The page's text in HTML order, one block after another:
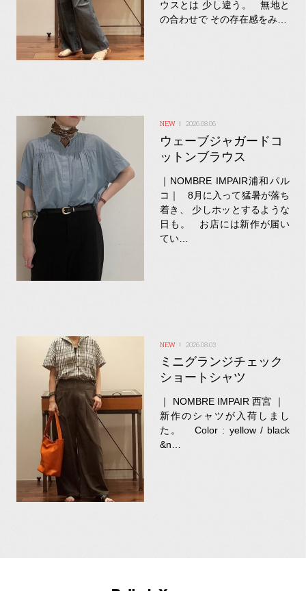
ウスとは 少し違う。 無地と
の合わせで その存在感をみ…
2026.08.06
ウェーブジャガードコ
ットンブラウス
｜NOMBRE IMPAIR浦和パル
コ｜ 8月に入って猛暑が落ち
着き、 少しホッとするような
日も。 お店には新作が届い
てい…
2026.08.03
ミニグランジチェック
ショートシャツ
｜ NOMBRE IMPAIR 西宮 ｜
新作のシャツが入荷しまし
た。 Color : yellow / black
&n…